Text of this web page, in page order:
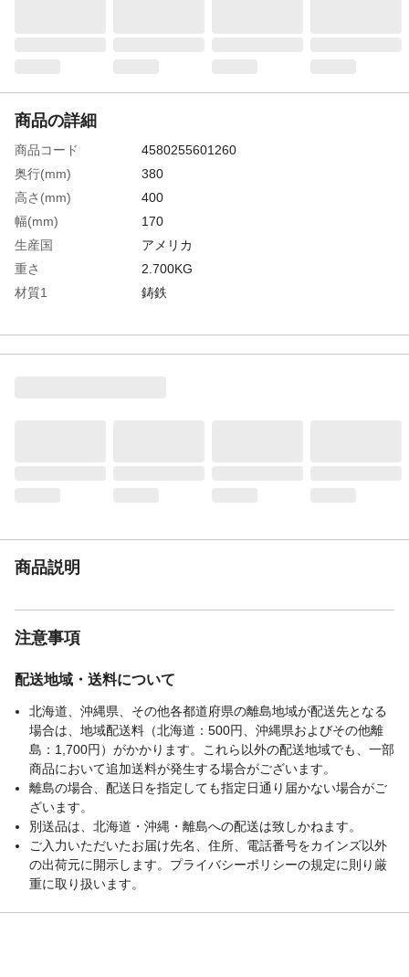
商品の詳細
商品コード
4580255601260
奥行(mm)
380
高さ(mm)
400
幅(mm)
170
生産国
アメリカ
重さ
2.700KG
材質1
鋳鉄
商品説明
注意事項
配送地域・送料について
北海道、沖縄県、その他各都道府県の離島地域が配送先となる
場合は、地域配送料（北海道：500円、沖縄県およびその他離
島：1,700円）がかかります。これら以外の配送地域でも、一部
商品において追加送料が発生する場合がございます。
離島の場合、配送日を指定しても指定日通り届かない場合がご
ざいます。
別送品は、北海道・沖縄・離島への配送は致しかねます。
ご入力いただいたお届け先名、住所、電話番号をカインズ以外
の出荷元に開示します。プライバシーポリシーの規定に則り厳
重に取り扱います。